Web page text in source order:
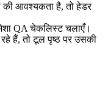
की आवश्यकता है, तो हेडर
QA चेकलिस्ट चलाएँ।
हैं, तो टूल पृष्ठ पर उसकी